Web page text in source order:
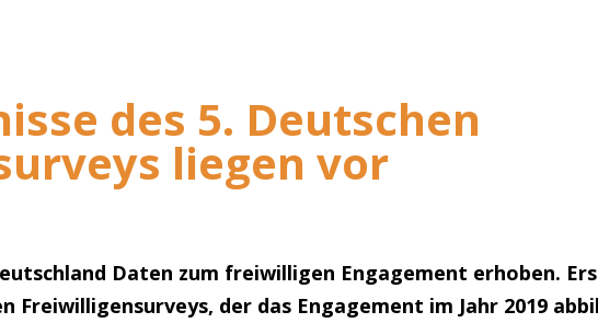
des 5. Deutschen
liegen vor
Daten zum freiwilligen Engagement erhoben.
Freiwilligensurveys, der das Engagement im Jahr 2019